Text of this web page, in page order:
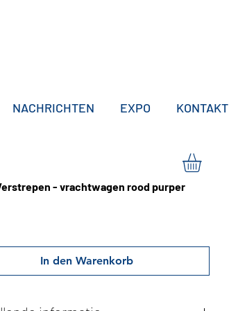
NACHRICHTEN EXPO KONTAKT
- vrachtwagen rood purper
In den Warenkorb